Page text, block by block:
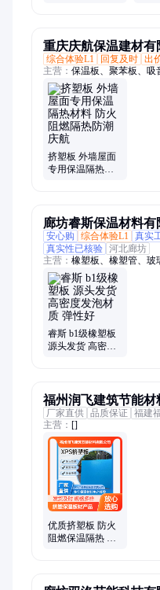
重庆庆航保温建材有
综合体验L1
回复及时 出
主营： 保温板、聚苯板、吸
塑板、硅酸铝、玻璃棉、
材料、回填陶粒、陶粒建
挤塑板 外墙屋面
专用保温隔热材
廊坊睿斯保温材料有
安心购
综合体验L1 真实
真实性已核验 河北廊坊
主营： 橡塑板、橡塑管、玻
带、保温钉、铝箔胶带、海
橡塑、隔热棉、橡胶管、
胶带、pef胶水、岩棉板、
睿斯 b1级橡塑板
源头发货 高密度
福州润飞建筑节能材
厂家直供 品质保证 福建
主营： []
优质挤塑板 防火
阻燃保温隔热 建